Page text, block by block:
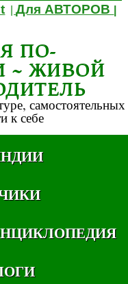
|Для АВТОРОВ
ПО-
~ ЖИВОЙ
самостоятельных
к себе